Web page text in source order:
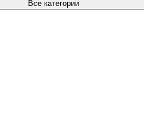
Все категории